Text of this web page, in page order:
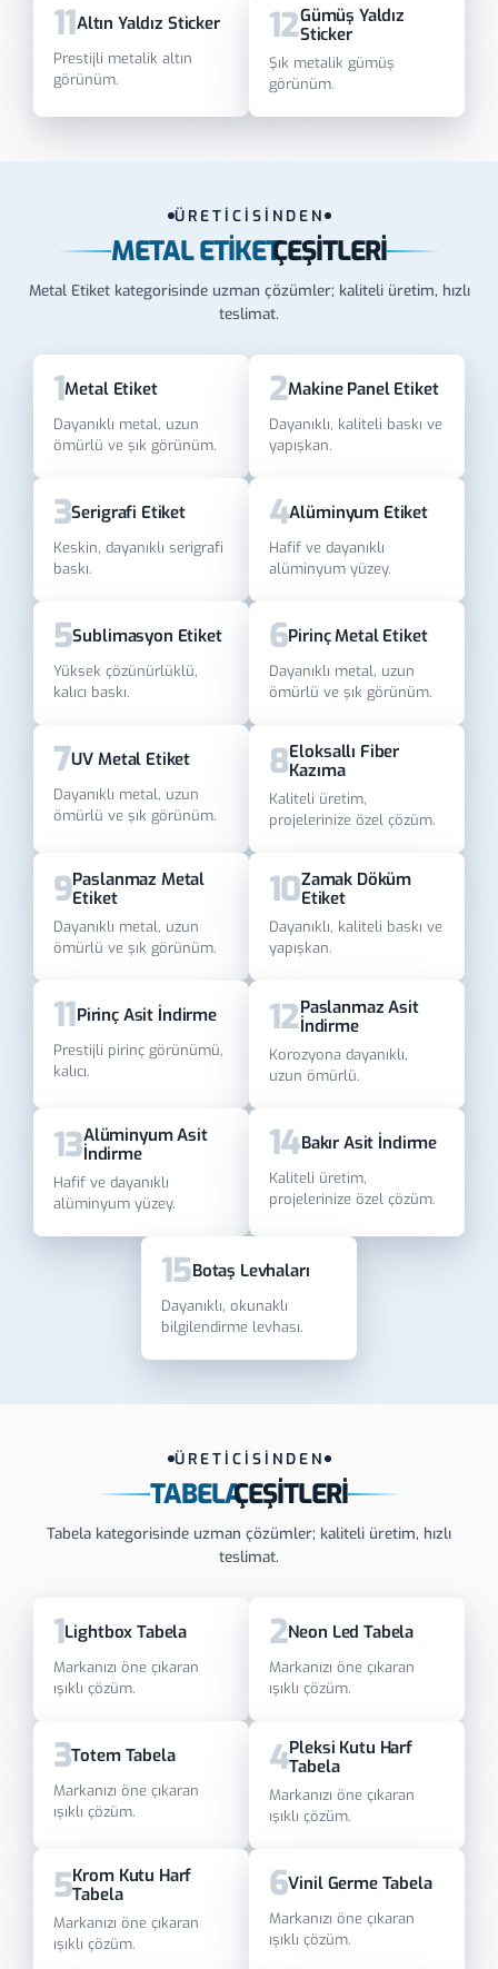
11Altın Yaldız Sticker
Prestijli metalik altın
görünüm.
12Gümüş Yaldız
Sticker
Şık metalik gümüş
görünüm.
ÜRETİCİSİNDEN
METAL ETIKETÇEŞITLERI
Metal Etiket kategorisinde uzman çözümler; kaliteli üretim, hızlı
teslimat.
1Metal Etiket
Dayanıklı metal, uzun
ömürlü ve şık görünüm.
2Makine Panel Etiket
Dayanıklı, kaliteli baskı ve
yapışkan.
3Serigrafi Etiket
Keskin, dayanıklı serigrafi
baskı.
4Alüminyum Etiket
Hafif ve dayanıklı
alüminyum yüzey.
5Sublimasyon Etiket
Yüksek çözünürlüklü,
kalıcı baskı.
6Pirinç Metal Etiket
Dayanıklı metal, uzun
ömürlü ve şık görünüm.
7UV Metal Etiket
Dayanıklı metal, uzun
ömürlü ve şık görünüm.
8Eloksallı Fiber
Kazıma
Kaliteli üretim,
projelerinize özel çözüm.
9Paslanmaz Metal
Etiket
Dayanıklı metal, uzun
ömürlü ve şık görünüm.
10Zamak Döküm
Etiket
Dayanıklı, kaliteli baskı ve
yapışkan.
11Pirinç Asit İndirme
Prestijli pirinç görünümü,
kalıcı.
12Paslanmaz Asit
İndirme
Korozyona dayanıklı,
uzun ömürlü.
13Alüminyum Asit
İndirme
Hafif ve dayanıklı
alüminyum yüzey.
14Bakır Asit İndirme
Kaliteli üretim,
projelerinize özel çözüm.
15Botaş Levhaları
Dayanıklı, okunaklı
bilgilendirme levhası.
ÜRETİCİSİNDEN
TABELAÇEŞITLERI
Tabela kategorisinde uzman çözümler; kaliteli üretim, hızlı
teslimat.
1Lightbox Tabela
Markanızı öne çıkaran
ışıklı çözüm.
2Neon Led Tabela
Markanızı öne çıkaran
ışıklı çözüm.
3Totem Tabela
Markanızı öne çıkaran
ışıklı çözüm.
4Pleksi Kutu Harf
Tabela
Markanızı öne çıkaran
ışıklı çözüm.
5Krom Kutu Harf
Tabela
Markanızı öne çıkaran
ışıklı çözüm.
6Vinil Germe Tabela
Markanızı öne çıkaran
ışıklı çözüm.